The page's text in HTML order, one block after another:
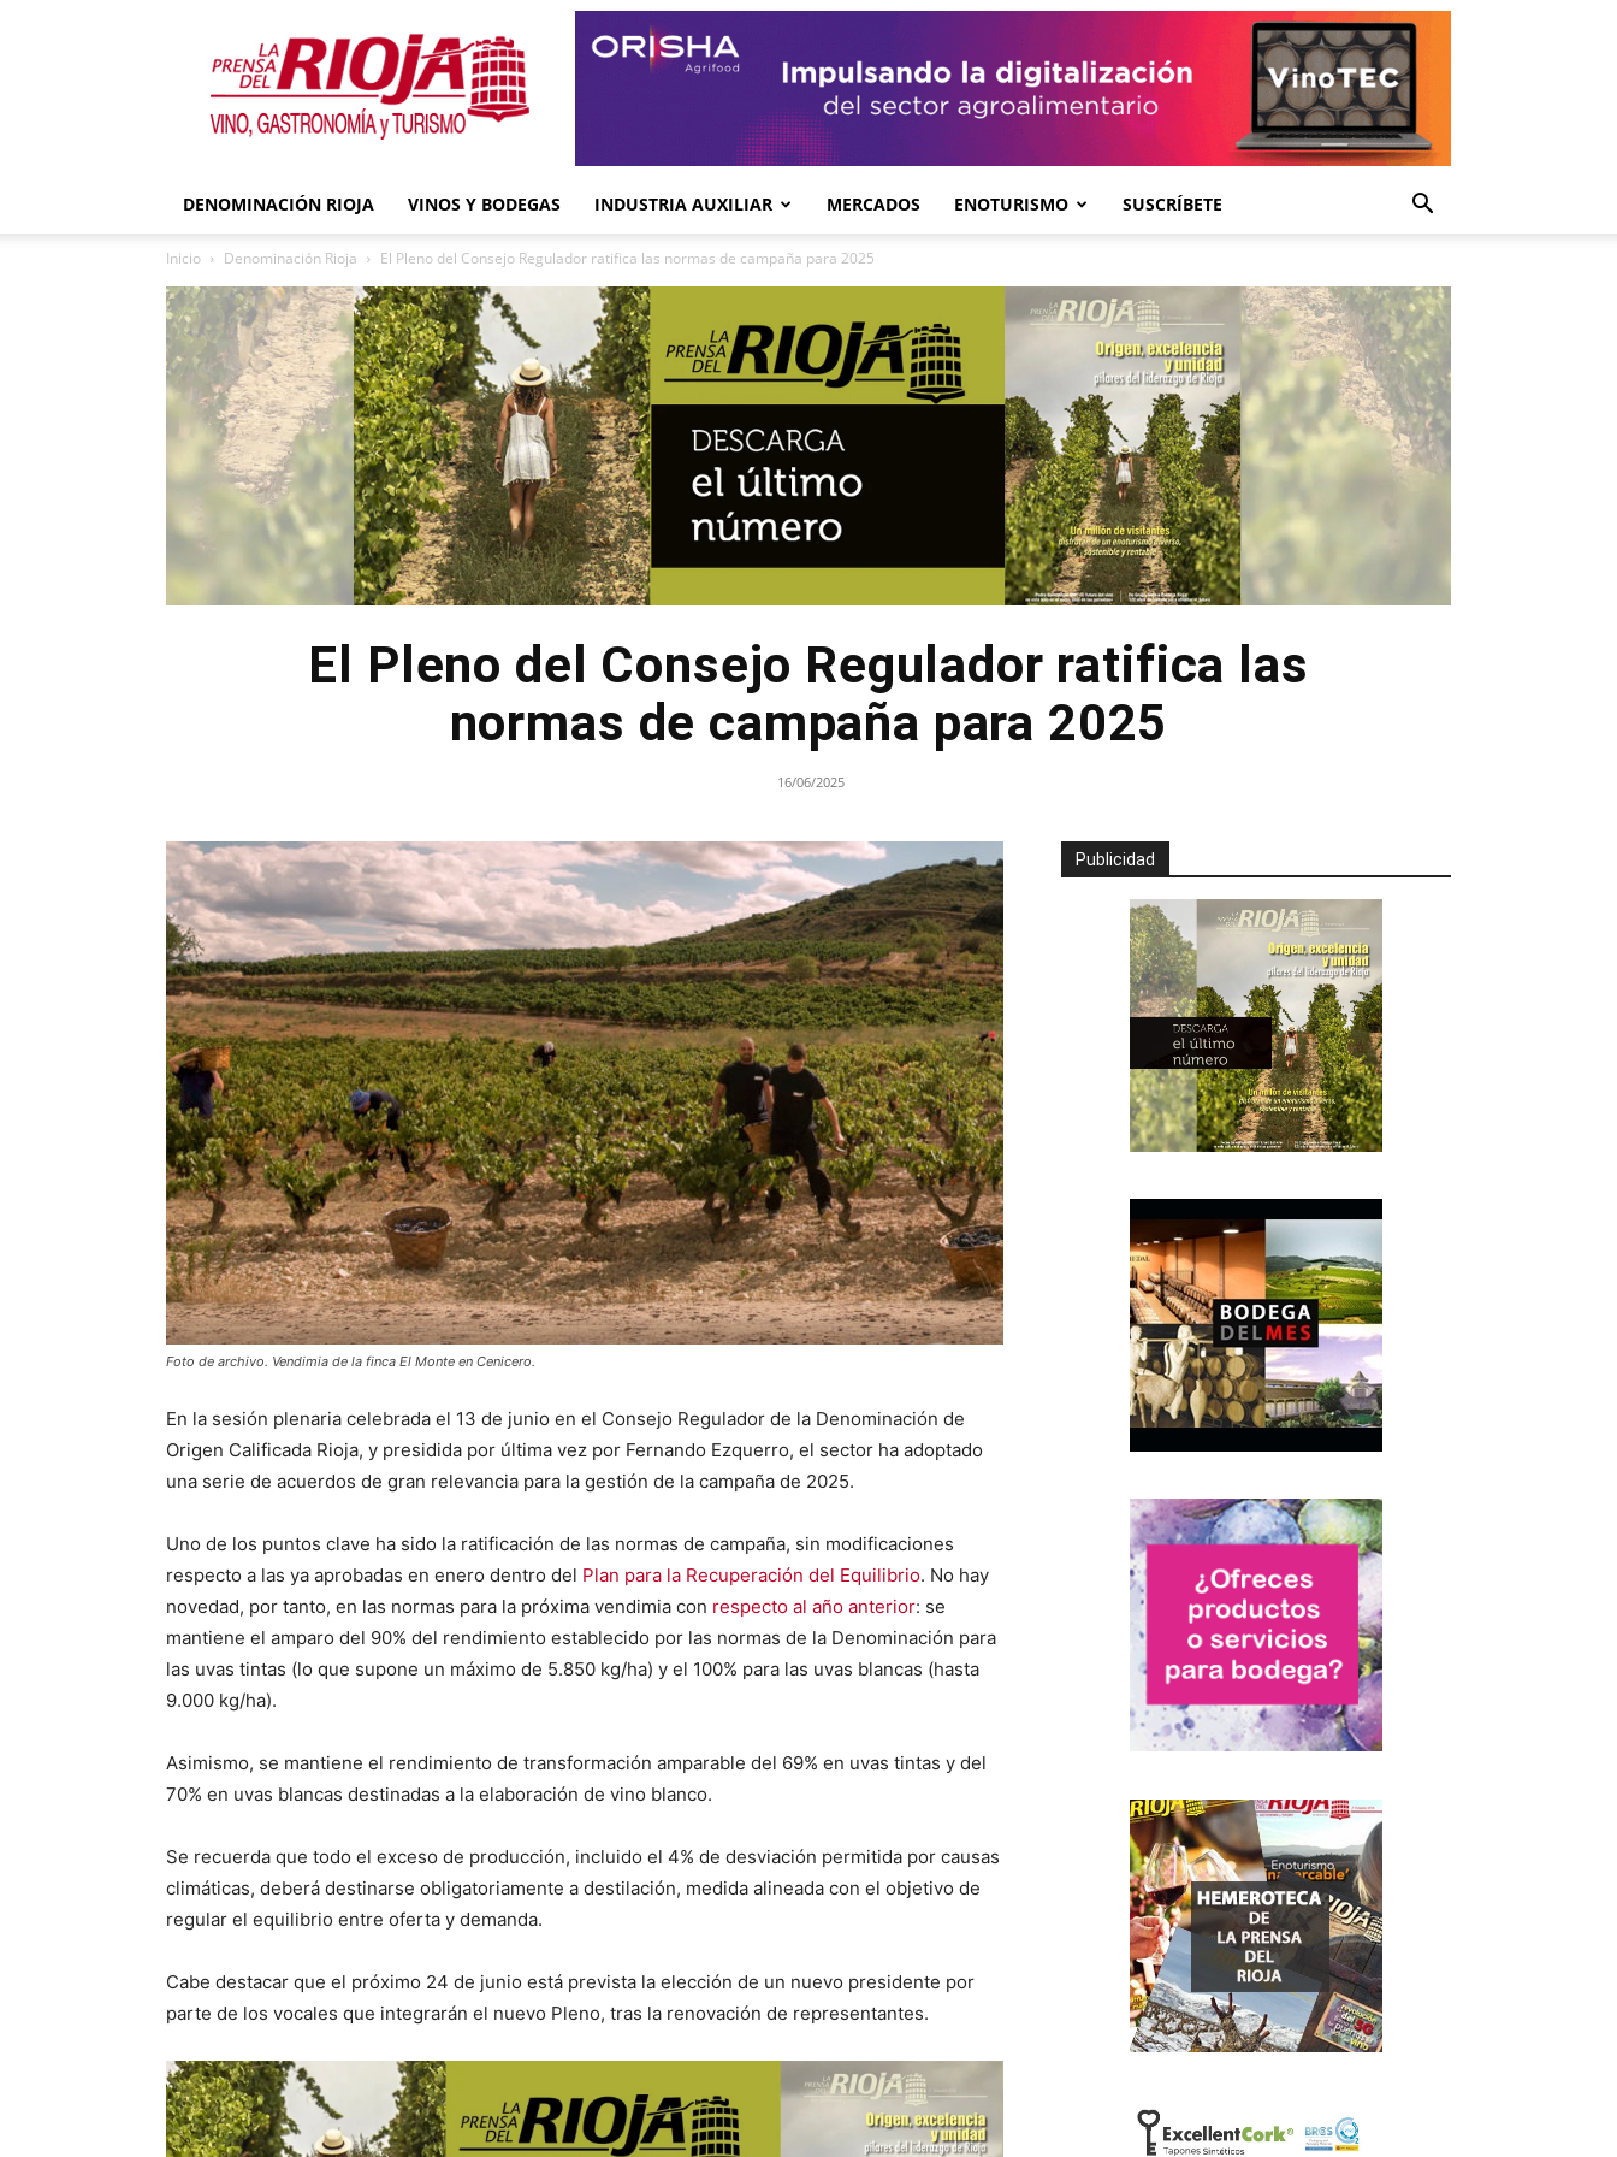
La
Prensa
del
Rioja
DENOMINACIÓN RIOJA VINOS Y BODEGAS INDUSTRIA AUXILIAR MERCADOS ENOTURISMO SUSCRÍBETE
Inicio Denominación Rioja El Pleno del Consejo Regulador ratifica las normas de campaña para 2025
El Pleno del Consejo Regulador ratifica las
normas de campaña para 2025
16/06/2025
Foto de archivo. Vendimia de la finca El Monte en Cenicero.
En la sesión plenaria celebrada el 13 de junio en el Consejo Regulador de la Denominación de
Origen Calificada Rioja, y presidida por última vez por Fernando Ezquerro, el sector ha adoptado
una serie de acuerdos de gran relevancia para la gestión de la campaña de 2025.
Uno de los puntos clave ha sido la ratificación de las normas de campaña, sin modificaciones
respecto a las ya aprobadas en enero dentro del Plan para la Recuperación del Equilibrio. No hay
novedad, por tanto, en las normas para la próxima vendimia con respecto al año anterior: se
mantiene el amparo del 90% del rendimiento establecido por las normas de la Denominación para
las uvas tintas (lo que supone un máximo de 5.850 kg/ha) y el 100% para las uvas blancas (hasta
9.000 kg/ha).
Asimismo, se mantiene el rendimiento de transformación amparable del 69% en uvas tintas y del
70% en uvas blancas destinadas a la elaboración de vino blanco.
Se recuerda que todo el exceso de producción, incluido el 4% de desviación permitida por causas
climáticas, deberá destinarse obligatoriamente a destilación, medida alineada con el objetivo de
regular el equilibrio entre oferta y demanda.
Cabe destacar que el próximo 24 de junio está prevista la elección de un nuevo presidente por
parte de los vocales que integrarán el nuevo Pleno, tras la renovación de representantes.
Publicidad